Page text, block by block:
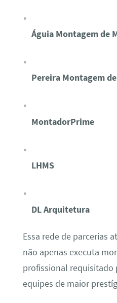
Águia Montagem de
Pereira Montagem
MontadorPrime
LHMS
DL Arquitetura
Essa rede de parcerias
não apenas executa
profissional requisitado
equipes de maior